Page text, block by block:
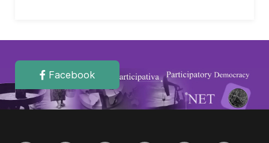
Facebook